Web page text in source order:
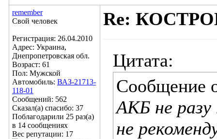
remember
Свой человек
Регистрация: 26.04.2010
Адрес: Украина,
Днепропетровская обл.
Возраст: 61
Пол: Мужской
Автомобиль: ВАЗ-21713-
118-01
Сообщений: 562
Сказал(а) спасибо: 37
Поблагодарили 25 раз(а)
в 14 сообщениях
Вес репутации: 17
Re:
Цитата:
Сообщение
АКБ не
не